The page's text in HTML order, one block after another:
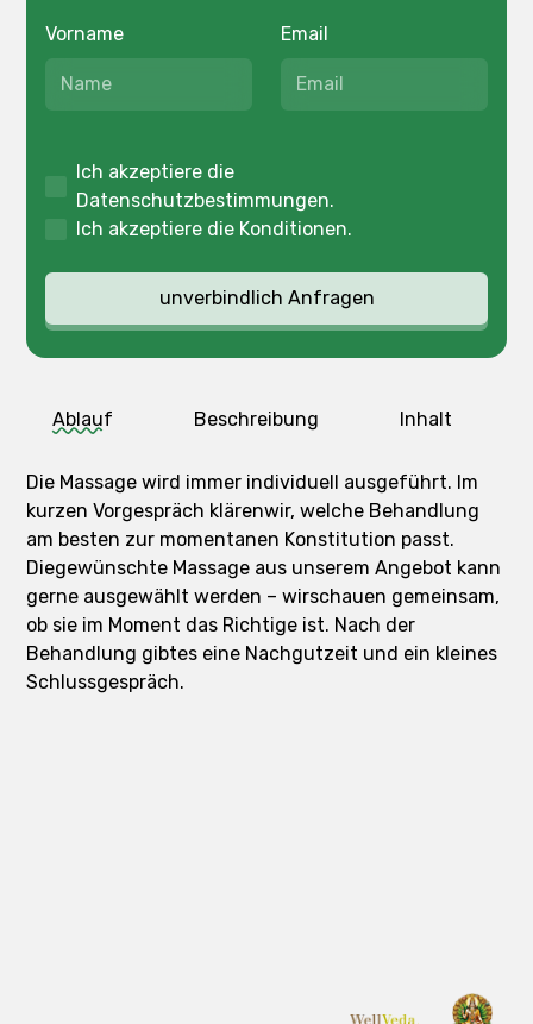
Vorname Email
Ich akzeptiere die
Datenschutzbestimmungen.
Ich akzeptiere die Konditionen.
Ablauf Beschreibung Inhalt
Die Massage wird immer individuell ausgeführt. Im
kurzen Vorgespräch klärenwir, welche Behandlung
am besten zur momentanen Konstitution passt.
Diegewünschte Massage aus unserem Angebot kann
gerne ausgewählt werden – wirschauen gemeinsam,
ob sie im Moment das Richtige ist. Nach der
Behandlung gibtes eine Nachgutzeit und ein kleines
Schlussgespräch.